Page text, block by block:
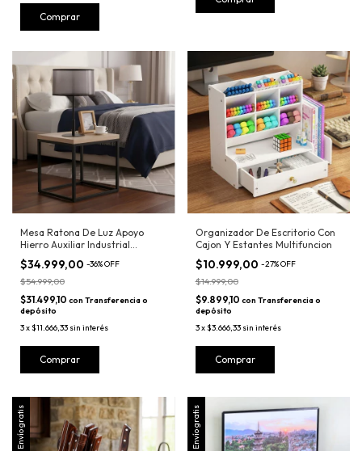
Comprar
Mesa Ratona De Luz Apoyo
Hierro Auxiliar Industrial
Moderna
$34.999,00 -36%OFF
$54.999,00
$31.499,10 con Transferencia o
depósito
3x$11.666,33 sin interés
Comprar
Organizador De Escritorio Con
Cajon Y Estantes Multifuncion
$10.999,00 -27%OFF
$14.999,00
$9.899,10 con Transferencia o
depósito
3x$3.666,33 sin interés
Envío gratis Envío gratis